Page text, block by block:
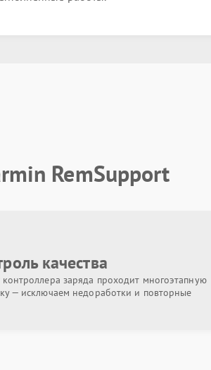
RemSupport
качества
контроллера заряда проходит многоэтапную
— исключаем недоработки и повторные